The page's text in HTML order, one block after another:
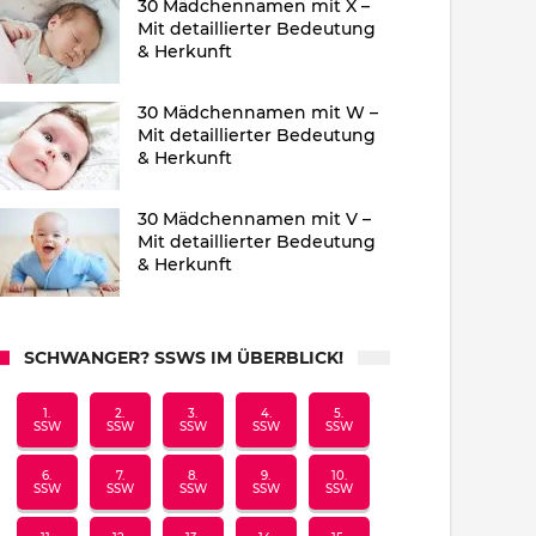
30 Mädchennamen mit X –
Mit detaillierter Bedeutung
& Herkunft
30 Mädchennamen mit W –
Mit detaillierter Bedeutung
& Herkunft
30 Mädchennamen mit V –
Mit detaillierter Bedeutung
& Herkunft
SCHWANGER? SSWS IM ÜBERBLICK!
1.
SSW
2.
SSW
3.
SSW
4.
SSW
5.
SSW
6.
SSW
7.
SSW
8.
SSW
9.
SSW
10.
SSW